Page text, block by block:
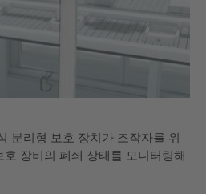
분리형 보호 장치가 조작자를 위
장비의 폐쇄 상태를 모니터링해